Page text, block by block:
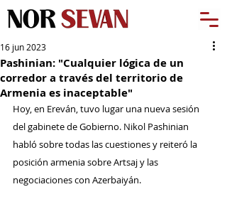
Pashinian: "Cualquier lógica de un
corredor a través del territorio de
Armenia es inaceptable"
16 jun 2023
Hoy, en Ereván, tuvo lugar una nueva sesión
del gabinete de Gobierno. Nikol Pashinian
habló sobre todas las cuestiones y reiteró la
posición armenia sobre Artsaj y las
negociaciones con Azerbaiyán.